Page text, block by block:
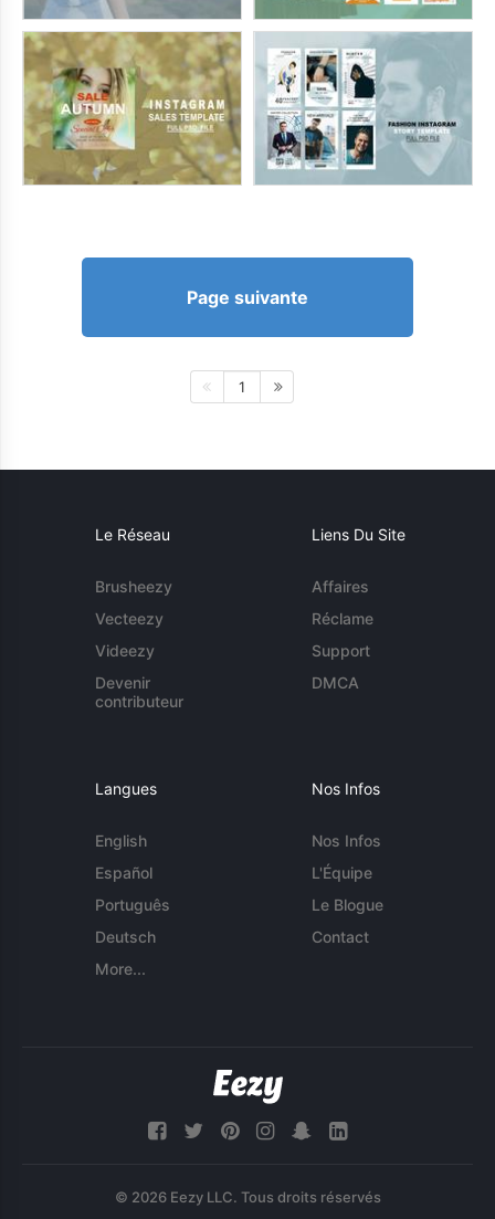
Page suivante
1
Le Réseau
Brusheezy
Vecteezy
Videezy
Devenir
contributeur
Liens Du Site
Affaires
Réclame
Support
DMCA
Langues
English
Español
Português
Deutsch
More...
Nos Infos
Nos Infos
L'Équipe
Le Blogue
Contact
© 2026 Eezy LLC. Tous droits réservés